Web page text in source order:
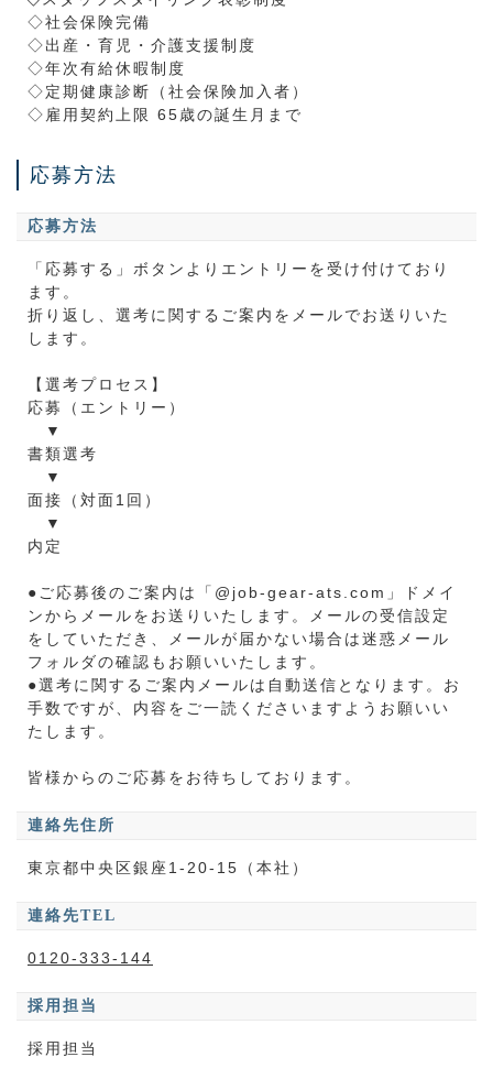
◇社会保険完備
◇出産・育児・介護支援制度
◇年次有給休暇制度
◇定期健康診断（社会保険加入者）
◇雇用契約上限 65歳の誕生月まで
応募方法
応募方法
「応募する」ボタンよりエントリーを受け付けており
ます。
折り返し、選考に関するご案内をメールでお送りいた
します。
【選考プロセス】
応募（エントリー）
▼
書類選考
▼
面接（対面1回）
▼
内定
●ご応募後のご案内は「@job-gear-ats.com」ドメイ
ンからメールをお送りいたします。メールの受信設定
をしていただき、メールが届かない場合は迷惑メール
フォルダの確認もお願いいたします。
●選考に関するご案内メールは自動送信となります。お
手数ですが、内容をご一読くださいますようお願いい
たします。
皆様からのご応募をお待ちしております。
連絡先住所
東京都中央区銀座1-20-15（本社）
連絡先TEL
0120-333-144
採用担当
採用担当